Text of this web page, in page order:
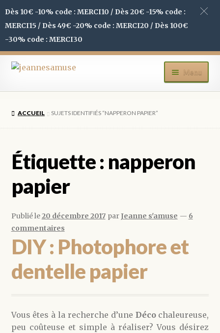
Dès 10€ -10% code : MERCI10 / Dès 20€ -15% code :
MERCI15 / Dès 49€ -20% code : MERCI20 / Dès 100€
-30% code : MERCI30
Aller
la
Aller
contenu
Menu
CONTACT
ACCUEIL SUJETS IDENTIFIÉS “NAPPERON PAPIER”
Étiquette : napperon
papier
Publié le20 décembre 2017 parJeanne s'amuse — 6
commentaires
DIY : Photophore et
dentelle papier
Vous êtes à la recherche d’une Déco chaleureuse,
peu coûteuse et simple à réaliser? Vous désirez